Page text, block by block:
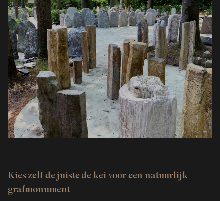
Kies zelf de juiste de kei voor een natuurlijk
grafmonument